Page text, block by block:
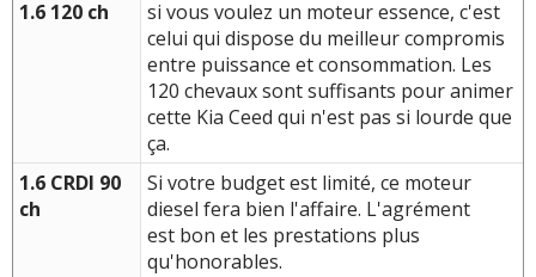
1.6 120 ch
si vous voulez un moteur essence, c'est
celui qui dispose du meilleur compromis
entre puissance et consommation. Les
120 chevaux sont suffisants pour animer
cette Kia Ceed qui n'est pas si lourde que
ça.
1.6 CRDI 90
ch
Si votre budget est limité, ce moteur
diesel fera bien l'affaire. L'agrément
est bon et les prestations plus
qu'honorables.